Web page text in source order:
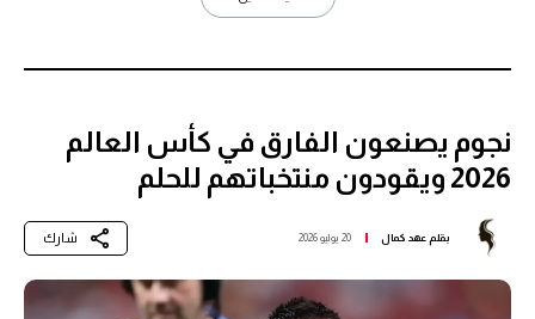
نجوم يصنعون الفارق في كأس العالم
2026 ويقودون منتخباتهم للحلم
بقلم عهد كمال 20 يوليو 2026 شارك